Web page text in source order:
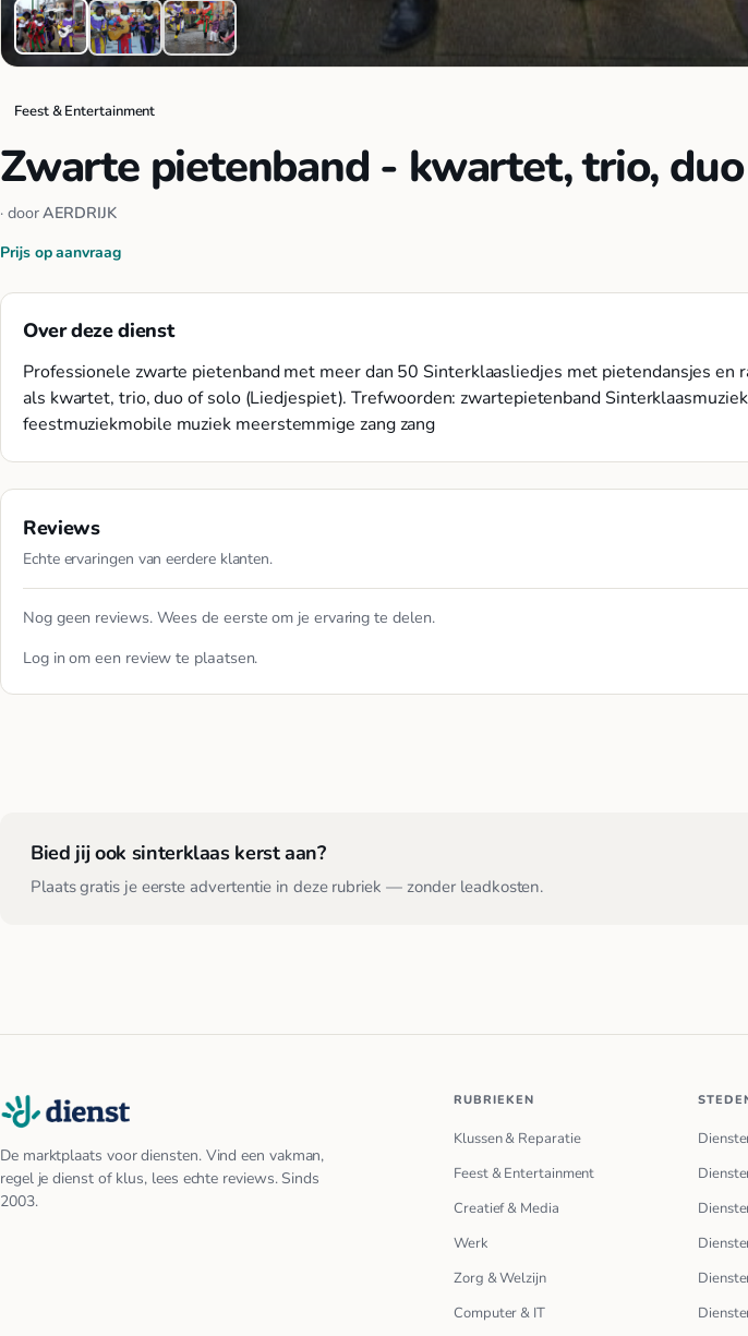
Feest & Entertainment
Zwarte pietenband - kwartet, trio,
· doorAERDRIJK
Prijs op aanvraag
Over deze dienst
Professionele zwarte pietenband met meer dan 50 Sinterklaasliedjes met pietendansjes en
als kwartet, trio, duo of solo (Liedjespiet). Trefwoorden: zwartepietenband
feestmuziekmobile muziek meerstemmige zang zang
Reviews
Echte ervaringen van eerdere klanten.
Nog geen reviews. Wees de eerste om je ervaring te delen.
Log in om een review te plaatsen.
Bied jij ook sinterklaas kerst aan?
Plaats gratis je eerste advertentie in deze rubriek — zonder leadkosten.
De marktplaats voor diensten. Vind een vakman,
regel je dienst of klus, lees echte reviews. Sinds
2003.
RUBRIEKEN
Klussen & Reparatie
Feest & Entertainment
Creatief & Media
Werk
Zorg & Welzijn
Computer & IT